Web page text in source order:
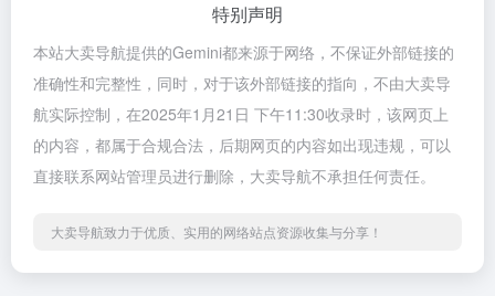
特别声明
本站大卖导航提供的‎Gemini都来源于网络，不保证外部链接的
准确性和完整性，同时，对于该外部链接的指向，不由大卖导
航实际控制，在2025年1月21日 下午11:30收录时，该网页上
的内容，都属于合规合法，后期网页的内容如出现违规，可以
直接联系网站管理员进行删除，大卖导航不承担任何责任。
大卖导航致力于优质、实用的网络站点资源收集与分享！